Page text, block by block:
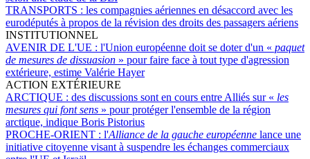
TRANSPORTS : les compagnies aériennes en désaccord avec les
eurodéputés à propos de la révision des droits des passagers aériens
INSTITUTIONNEL
AVENIR DE L'UE : l'Union européenne doit se doter d'un « paquet
de mesures de dissuasion » pour faire face à tout type d'agression
extérieure, estime Valérie Hayer
ACTION EXTÉRIEURE
ARCTIQUE : des discussions sont en cours entre Alliés sur « les
mesures qui font sens » pour protéger l'ensemble de la région
arctique, indique Boris Pistorius
PROCHE-ORIENT : l'Alliance de la gauche européenne lance une
initiative citoyenne visant à suspendre les échanges commerciaux